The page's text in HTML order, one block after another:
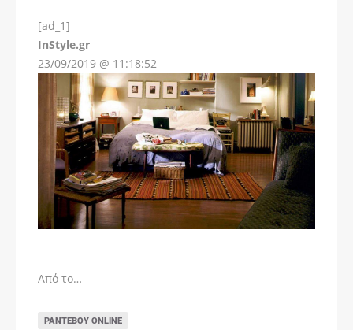
[ad_1]
InStyle.gr
23/09/2019 @ 11:18:52
Από το…
ΡΑΝΤΕΒΟΎ ONLINE